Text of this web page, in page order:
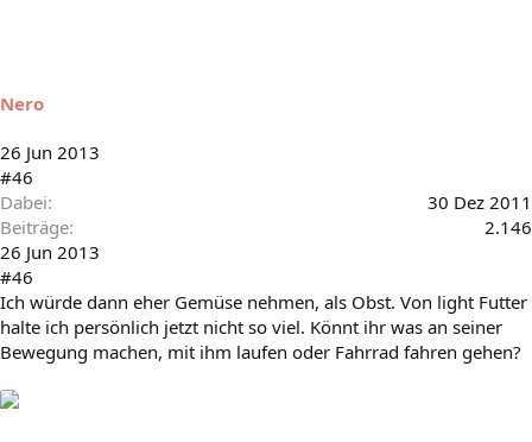
Nero
26 Jun 2013
#46
Dabei
30 Dez 2011
Beiträge
2.146
26 Jun 2013
#46
Ich würde dann eher Gemüse nehmen, als Obst. Von light Futter
halte ich persönlich jetzt nicht so viel. Könnt ihr was an seiner
Bewegung machen, mit ihm laufen oder Fahrrad fahren gehen?